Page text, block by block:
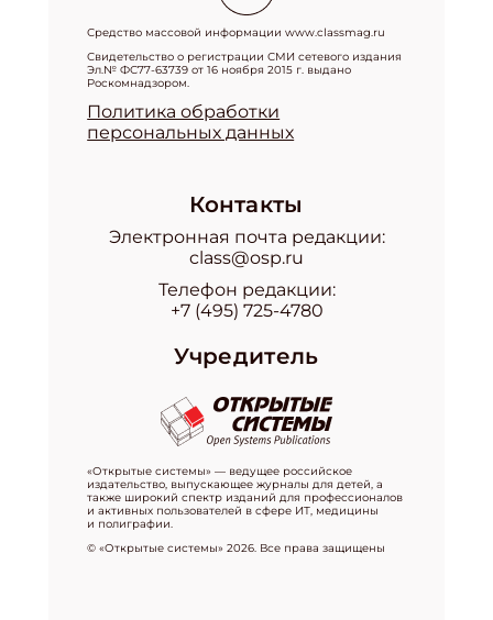
Средство массовой информации www.classmag.ru
Свидетельство о регистрации СМИ сетевого издания
Эл.№ ФС77-63739 от 16 ноября 2015 г. выдано
Роскомнадзором.
Политика обработки
персональных данных
Контакты
Электронная почта редакции:
class@osp.ru
Телефон редакции:
+7 (495) 725-4780
Учредитель
«Открытые системы» — ведущее российское
издательство, выпускающее журналы для детей, а
также широкий спектр изданий для профессионалов
и активных пользователей в сфере ИТ, медицины
и полиграфии.
© «Открытые системы» 2026. Все права защищены